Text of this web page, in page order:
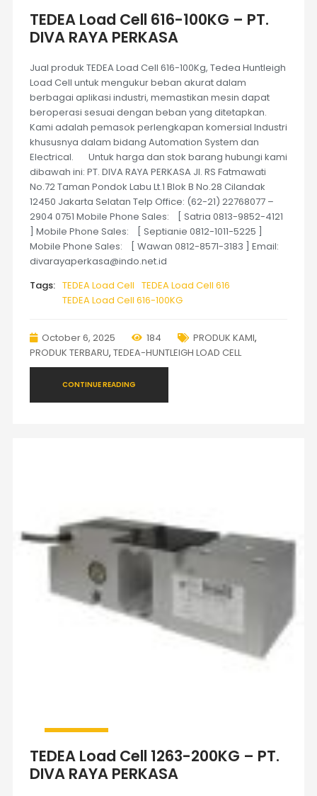
TEDEA Load Cell 616-100KG – PT.
DIVA RAYA PERKASA
Jual produk TEDEA Load Cell 616-100Kg, Tedea Huntleigh
Load Cell untuk mengukur beban akurat dalam
berbagai aplikasi industri, memastikan mesin dapat
beroperasi sesuai dengan beban yang ditetapkan.
Kami adalah pemasok perlengkapan komersial Industri
khususnya dalam bidang Automation System dan
Electrical. Untuk harga dan stok barang hubungi kami
dibawah ini: PT. DIVA RAYA PERKASA Jl. RS Fatmawati
No.72 Taman Pondok Labu Lt.1 Blok B No.28 Cilandak
12450 Jakarta Selatan Telp Office: (62-21) 22768077 –
2904 0751 Mobile Phone Sales: [ Satria 0813-9852-4121
] Mobile Phone Sales: [ Septianie 0812-1011-5225 ]
Mobile Phone Sales: [ Wawan 0812-8571-3183 ] Email:
divarayaperkasa@indo.net.id
Tags: TEDEA Load Cell TEDEA Load Cell 616
TEDEA Load Cell 616-100KG
October 6, 2025 184 PRODUK KAMI,
PRODUK TERBARU, TEDEA-HUNTLEIGH LOAD CELL
CONTINUE READING
TEDEA Load Cell 1263-200KG – PT.
DIVA RAYA PERKASA